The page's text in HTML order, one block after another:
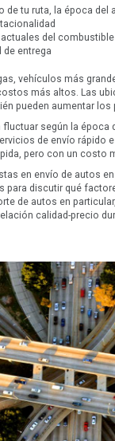
de tu ruta, la época del
del combustible
de entrega
vehículos más
más altos. Las
pueden aumentar los
según la época
de envío rápido
pero con un costo
en envío de autos
para discutir qué
de autos en
calidad-precio